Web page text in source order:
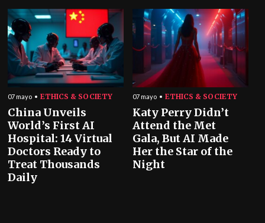
07 mayo ETHICS & SOCIETY
China Unveils
World’s First AI
Hospital: 14 Virtual
Doctors Ready to
Treat Thousands
Daily
07 mayo ETHICS & SOCIETY
Katy Perry Didn’t
Attend the Met
Gala, But AI Made
Her the Star of the
Night